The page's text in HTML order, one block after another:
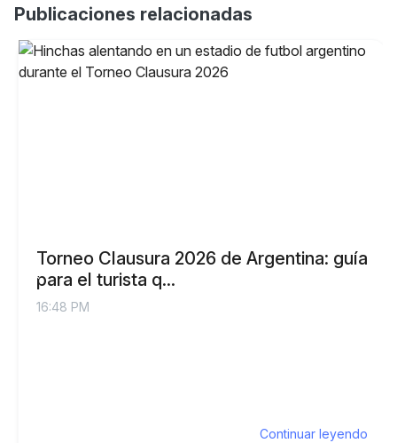
Publicaciones relacionadas
Torneo Clausura 2026 de Argentina: guía
para el turista q...
16:48 PM
Continuar leyendo